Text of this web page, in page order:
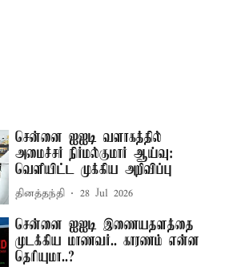
சென்னை ஐஐடி வளாகத்தில்
அமைச்சர் நிர்மல்குமார் ஆய்வு:
வெளியிட்ட முக்கிய அறிவிப்பு
தினத்தந்தி 28 Jul 2026
சென்னை ஐஐடி இணையதளத்தை
முடக்கிய மாணவர்.. காரணம் என்ன
தெரியுமா..?